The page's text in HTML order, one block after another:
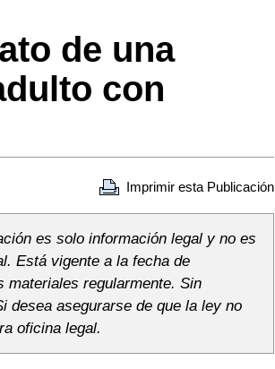
de una
con
Imprimir esta Publicación
es solo información legal y no es
Está vigente a la fecha de
materiales regularmente. Sin
desea asegurarse de que la ley no
oficina legal.